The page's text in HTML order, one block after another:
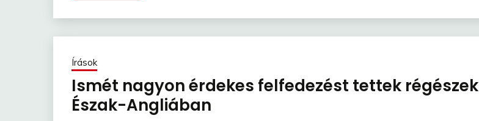
Írások
Ismét nagyon érdekes felfedezést tettek régészek
Észak-Angliában